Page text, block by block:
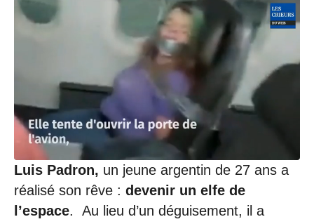
Luis Padron, un jeune argentin de 27 ans a
réalisé son rêve : devenir un elfe de
l’espace. Au lieu d’un déguisement, il a